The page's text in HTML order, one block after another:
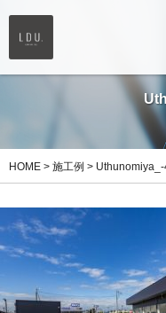
HOME > 施工例 > Uthunomiya_-